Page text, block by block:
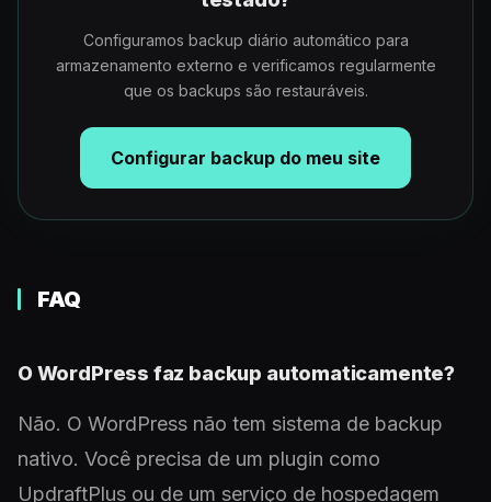
Configuramos backup diário automático para
armazenamento externo e verificamos regularmente
que os backups são restauráveis.
Configurar backup do meu site
FAQ
O WordPress faz backup automaticamente?
Não. O WordPress não tem sistema de backup
nativo. Você precisa de um plugin como
UpdraftPlus ou de um serviço de hospedagem